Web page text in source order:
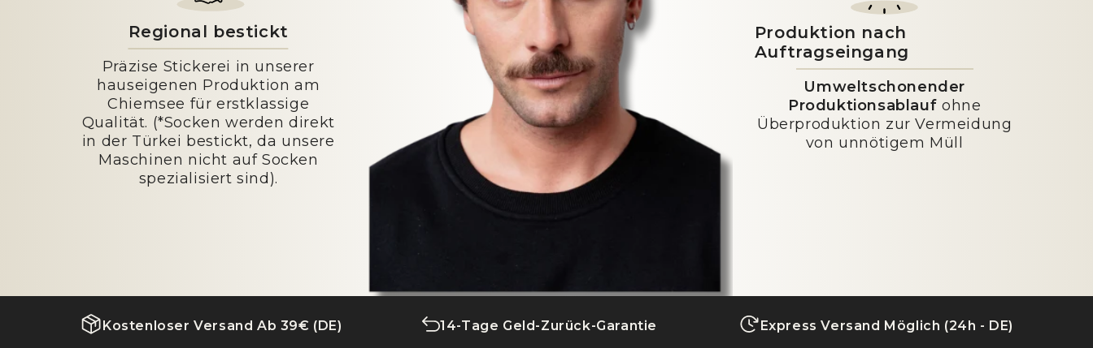
Regional bestickt
Präzise Stickerei in unserer
hauseigenen Produktion am
Chiemsee für erstklassige
Qualität. (*Socken werden direkt
in der Türkei bestickt, da unsere
Maschinen nicht auf Socken
spezialisiert sind).
Produktion nach
Auftragseingang
Umweltschonender
Produktionsablauf ohne
Überproduktion zur Vermeidung
von unnötigem Müll
Kostenloser Versand Ab 39€ (DE) 14-Tage Geld-Zurück-Garantie Express Versand Möglich (24h - DE)